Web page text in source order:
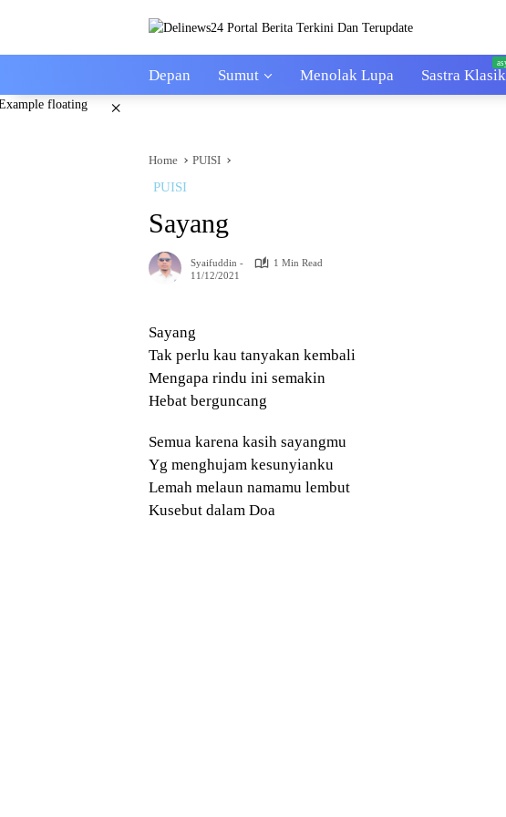
Depan Sumut Menolak Lupa Sastra Klasik
×
Home PUISI
PUISI
Sayang
Syaifuddin -
1 Min Read
11/12/2021
Sayang
Tak perlu kau tanyakan kembali
Mengapa rindu ini semakin
Hebat berguncang
Semua karena kasih sayangmu
Yg menghujam kesunyianku
Lemah melaun namamu lembut
Kusebut dalam Doa